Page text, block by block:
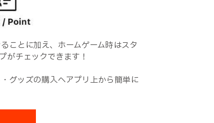
ことに加え、ホームゲーム時はスタ
がチェックできます！
グッズの購入へアプリ上から簡単に